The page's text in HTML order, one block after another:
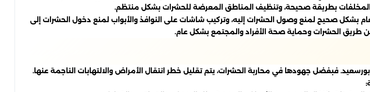
المخلفات بطريقة صحيحة، وتنظيف المناطق المعرضة للحشرات بشكل منتظم.
بشكل صحيح لمنع وصول الحشرات إليه، وتركيب شاشات على النوافذ والأبواب لمنع دخول الحشرات إلى
عن طريق الحشرات وحماية صحة الأفراد والمجتمع بشكل عام.
فبفضل جهودها في محاربة الحشرات، يتم تقليل خطر انتقال الأمراض والالتهابات الناجمة عنها.